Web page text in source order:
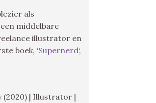
als
middelbare
illustrator en
boek, ‘Supernerd‘,
(2020) | Illustrator |